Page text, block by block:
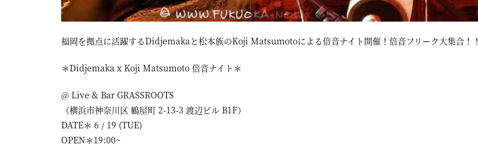
福岡を拠点に活躍するDidjemakaと松本族のKoji Matsumotoによる倍音ナイト開催！倍音フリーク大集合！！
＊Didjemaka x Koji Matsumoto 倍音ナイト＊
@ Live & Bar GRASSROOTS
（横浜市神奈川区 鶴屋町 2-13-3 渡辺ビル B1F）
DATE＊ 6 / 19 (TUE)
OPEN＊19:00~